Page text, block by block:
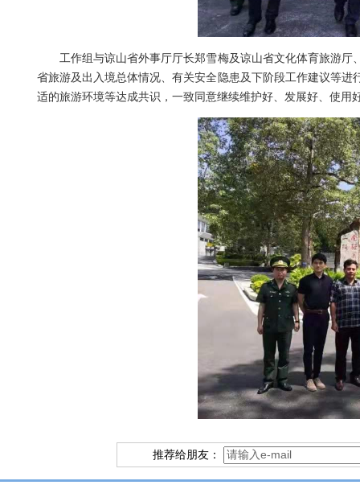
工作组与谅山省外事厅厅长郑雪梅及谅山省文化体育旅游厅
省旅游及出入境总体情况、有关安全隐患及下阶段工作建议等
适的旅游环境等达成共识，一致同意继续维护好、发展好、使
推荐给朋友：